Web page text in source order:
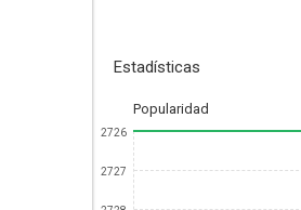
Estadísticas
Popularidad
2726
2727